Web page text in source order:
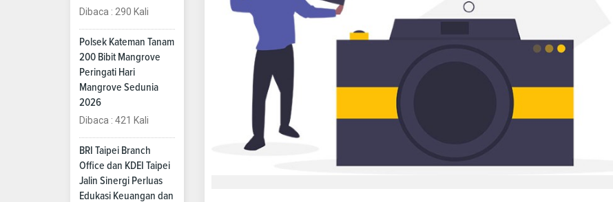
Dibaca : 290 Kali
Polsek Kateman Tanam
200 Bibit Mangrove
Peringati Hari
Mangrove Sedunia
2026
Dibaca : 421 Kali
BRI Taipei Branch
Office dan KDEI Taipei
Jalin Sinergi Perluas
Edukasi Keuangan dan